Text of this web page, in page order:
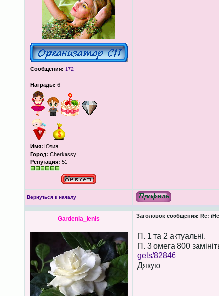
Сообщения: 172
Награды: 6
Имя: Юлия
Город: Cherkassy
Репутация: 51
Вернуться к началу
Gardenia_lenis Заголовок сообщения: Re:
П. 1 та 2 актуальні.
П. 3 омега 800
gels/82846
Дякую